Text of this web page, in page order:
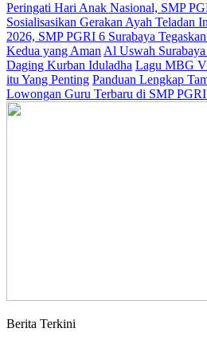
Peringati Hari Anak Nasional, SMP
Sosialisasikan Gerakan Ayah Teladan
2026, SMP PGRI 6 Surabaya
Kedua yang Aman Al Uswah
Daging Kurban Iduladha Lagu MBG
itu Yang Penting Panduan Lengkap
Lowongan Guru Terbaru di SMP PGRI
Berita Terkini